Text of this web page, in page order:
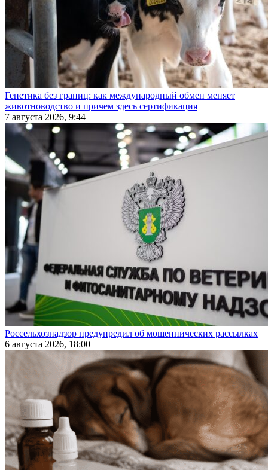
Генетика без границ: как международный обмен меняет
животноводство и причем здесь сертификация
7 августа 2026, 9:44
Россельхознадзор предупредил об мошеннических рассылках
6 августа 2026, 18:00